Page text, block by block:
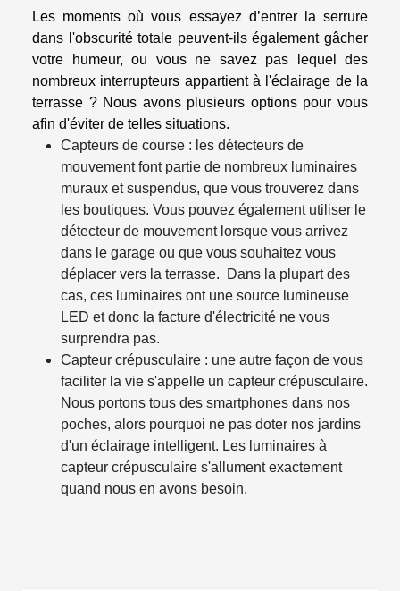
Les moments où vous essayez d’entrer la serrure
dans l'obscurité totale peuvent-ils également gâcher
votre humeur, ou vous ne savez pas lequel des
nombreux interrupteurs appartient à l'éclairage de la
terrasse ? Nous avons plusieurs options pour vous
afin d'éviter de telles situations.
Capteurs de course : les détecteurs de
mouvement font partie de nombreux luminaires
muraux et suspendus, que vous trouverez dans
les boutiques. Vous pouvez également utiliser le
détecteur de mouvement lorsque vous arrivez
dans le garage ou que vous souhaitez vous
déplacer vers la terrasse. Dans la plupart des
cas, ces luminaires ont une source lumineuse
LED et donc la facture d'électricité ne vous
surprendra pas.
Capteur crépusculaire : une autre façon de vous
faciliter la vie s'appelle un capteur crépusculaire.
Nous portons tous des smartphones dans nos
poches, alors pourquoi ne pas doter nos jardins
d'un éclairage intelligent. Les luminaires à
capteur crépusculaire s'allument exactement
quand nous en avons besoin.